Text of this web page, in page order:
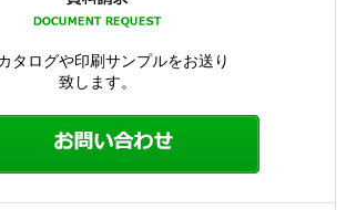
タログや印刷サンプルをお送り
致します。